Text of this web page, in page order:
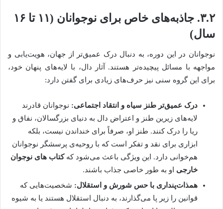
۳.۲. جاذبه‌های خاص برای نوجوانان (۱۱ تا ۱۶
سال)
نوجوانان در این دوره، به دنبال درک عمیق‌تر از جهان، هویت‌یابی و
مواجهه با مسائل پیچیده‌تر هستند. آثار دال، با لایه‌های پنهان خود،
برای این گروه سنی نیز حرف‌های زیادی برای گفتن دارد:
درک عمیق‌تر طنز سیاه و انتقاد اجتماعی: نوجوانان قادرند
لایه‌های زیرین طنز و اعتراض دال به دنیای بزرگسالان، نفاق و
ریا را درک کنند. طنز او، صرفاً برای خنداندن نیست، بلکه
ابزاری برای نقد و تفکر است که با روحیه‌ی پرسشگر نوجوانان
هم‌خوانی دارد. این ویژگی باعث می‌شود کهکتاب های نوجوان
خارجی او به طور خاصی جذاب باشند.
همذات‌پنداری با حس شورش و استقلال: شخصیت‌هایی که
قوانین را زیر پا می‌گذارند، به دنبال استقلال هستند یا به شیوه